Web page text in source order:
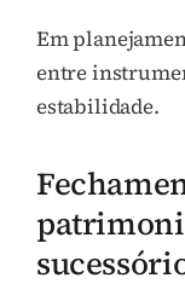
Em
entre
estabilidade.